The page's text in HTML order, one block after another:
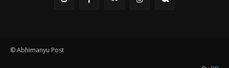
© Abhimanyu Post